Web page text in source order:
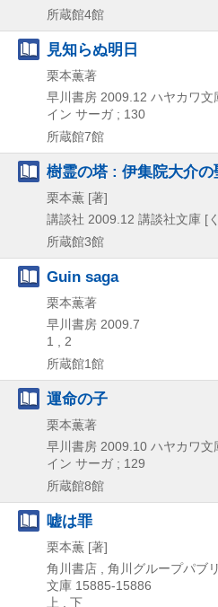
所蔵館4館
見知らぬ明日
栗本薫著
早川書房 2009.12 ハヤカワ文
イン サーガ ; 130
所蔵館7館
樹霊の塔 : 伊集院大介の
栗本薫 [著]
講談社 2009.12 講談社文庫 [
所蔵館3館
Guin saga
栗本薫著
早川書房 2009.7
1 , 2
所蔵館1館
運命の子
栗本薫著
早川書房 2009.10 ハヤカワ文
イン サーガ ; 129
所蔵館8館
嘘は罪
栗本薫 [著]
角川書店 , 角川グループパブ
文庫 15885-15886
上 , 下